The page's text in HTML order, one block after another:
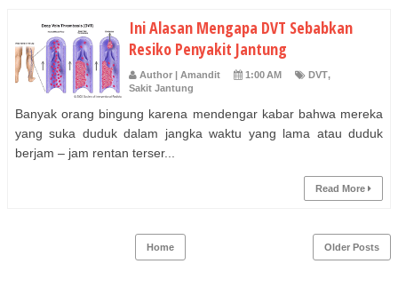
Ini Alasan Mengapa DVT Sebabkan
Resiko Penyakit Jantung
Author | Amandit 1:00 AM DVT,
Sakit Jantung
Banyak orang bingung karena mendengar kabar bahwa mereka
yang suka duduk dalam jangka waktu yang lama atau duduk
berjam – jam rentan terser...
Read More
Older Posts
Home